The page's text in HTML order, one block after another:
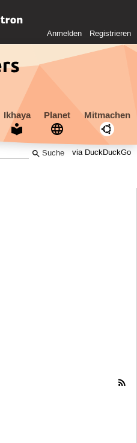
Anmelden Registrieren
Ikhaya Planet Mitmachen
via DuckDuckGo